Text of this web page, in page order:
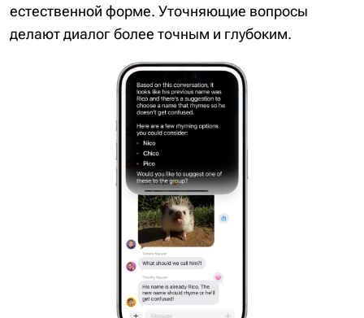
естественной форме. Уточняющие вопросы
делают диалог более точным и глубоким.